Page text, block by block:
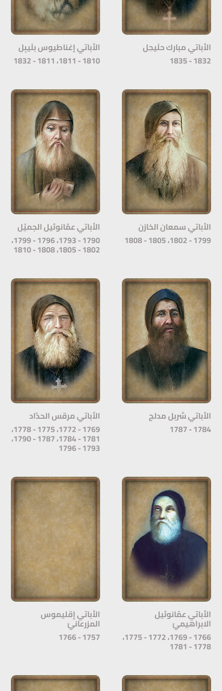
الأباتي مبارك حلَيحِل
1832 - 1835
الأباتي إغناطيوس بلَيبِل
1810 - 1811، 1811 - 1832
الأباتي سمعان الخازن
1799 - 1802، 1805 - 1808
الأباتي عمّانوئيل الجميّل
1790 - 1793، 1796 - 1799،
1802 - 1805، 1808 - 1810
الأباتي شربل مدلج
1784 - 1787
الأباتي مرقس الحدّاد
1769 - 1772، 1775 - 1778،
1781 - 1784، 1787 - 1790،
1793 - 1796
الأباتي عمّانوئيل
الابراهيميّ
1766 - 1769، 1772 - 1775،
1778 - 1781
الأباتي إقليموس
المزرعانيّ
1757 - 1766